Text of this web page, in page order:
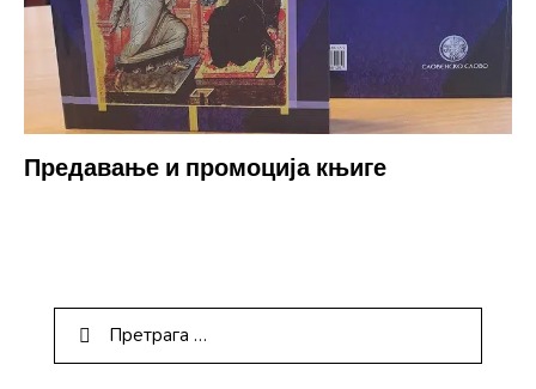
Предавање и промоција књиге